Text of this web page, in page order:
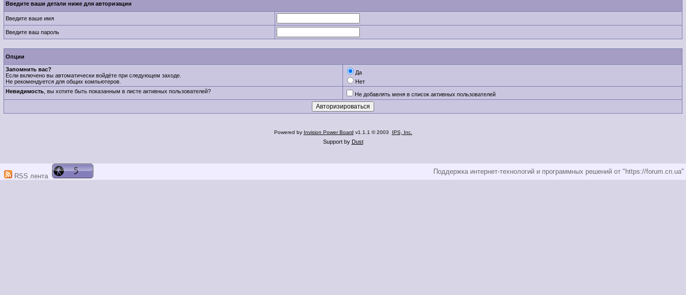
Введите ваши детали ниже для авторизации
Введите ваше имя
Введите ваш пароль
Опции
Запомнить вас?
Если включено вы автоматически войдёте при следующем заходе.
Не рекомендуется для общих компьютеров.
Да
Нет
Невидимость , вы хотите быть показанным в листе активных пользователей? Не добавлять меня в список активных пользователей
Powered by Invision Power Board v1.1.1 © 2003 IPS, Inc.
Support by Dust
RSS лента
Поддержка интернет-технологий и программных решений от "https://forum.cn.ua"